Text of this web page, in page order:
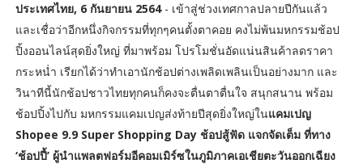
ประเทศไทย, 6 กันยายน 2564- เข้าสู่ช่วงเทศกาลปลายปีกันแล้ว
และเชื่อว่าอีกหนึ่งกิจกรรมที่ทุกๆคนตั้งตาคอย คงไม่พ้นมหกรรมช้อป
ปิ้งออนไลน์สุดยิ่งใหญ่ ที่มาพร้อม โปรโมชั่นอัดแน่นสินค้าลดราคา
กระหน่ำ เรียกได้ว่าทำเอานักช้อปต่างเพลิดเพลินเป็นอย่างมาก และ
วินาทีนี้นักช้อปชาวไทยทุกคนก็คงจะตื่นตาตื่นใจ สนุกสนาน พร้อม
ช้อปปิ้งไปกับ มหกรรมแคมเปญส่งท้ายปีสุดยิ่งใหญ่ในแคมเปญ
Shopee 9.9 Super Shopping Day ช้อปสู้ฟัด แจกจัดเต็ม ที่ทาง
‘ช้อปปี้’ ผู้นำแพลตฟอร์มอีคอมเมิร์ซในภูมิภาคเอเชียตะวันออกเฉียง